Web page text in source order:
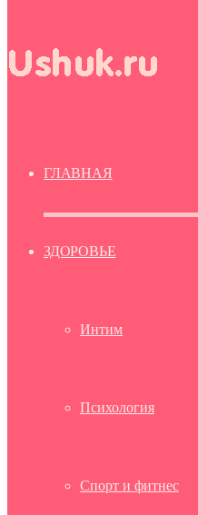
ГЛАВНАЯ
ЗДОРОВЬЕ
Интим
Психология
Спорт и фитнес